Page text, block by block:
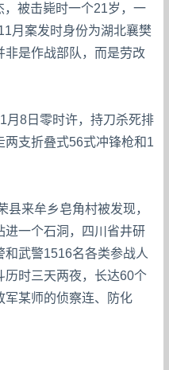
被击毙时一个21岁，一
月案发时身份为湖北襄樊
非是作战部队，而是劳改
月8日零时许，持刀杀死排
两支折叠式56式冲锋枪和1
来牟乡皂角村被发现，
进一个石洞，四川省井研
武警1516名各类参战人
历时三天两夜，长达60个
军某师的侦察连、防化